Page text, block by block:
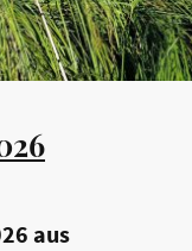
aus